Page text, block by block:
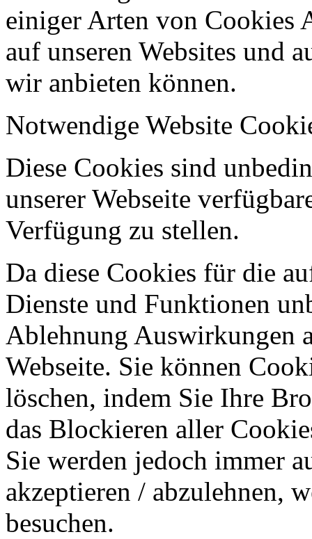
einiger Arten von Cookies
auf unseren Websites und
wir anbieten können.
Notwendige Website
Diese Cookies sind
unserer Webseite
Verfügung zu stellen.
Da diese Cookies für die
Dienste und Funktionen
Ablehnung Auswirkungen
Webseite. Sie können
löschen, indem Sie Ihre
das Blockieren aller
Sie werden jedoch immer
akzeptieren / abzulehnen,
besuchen.